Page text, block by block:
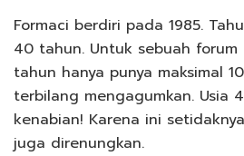
Formaci berdiri pada 1985.
40 tahun. Untuk sebuah
tahun hanya punya maksimal
terbilang mengagumkan. Usia
kenabian! Karena ini
juga direnungkan.